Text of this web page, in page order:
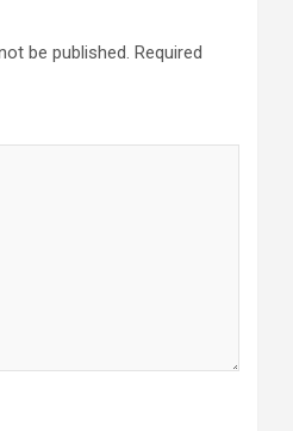
be published. Required